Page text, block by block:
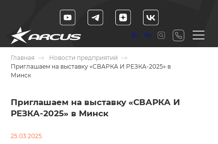
En Ру
Главная
Новости предприятий
Приглашаем на выставку «СВАРКА И РЕЗКА-2025» в
Минск
Приглашаем на выставку «СВАРКА И
РЕЗКА-2025» в Минск
25.03.2025